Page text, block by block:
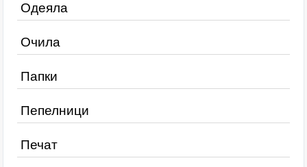
Одеяла
Очила
Папки
Пепелници
Печат